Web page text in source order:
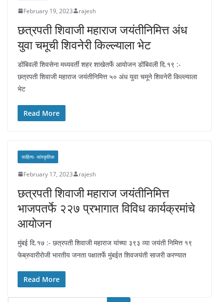
February 19, 2023 rajesh
छत्रपती शिवाजी महाराज जयंतीनिमित्त अंध
युवा चमूची शिवनेरी किल्ल्याला भेट
डोंबिवली शिवसेना मध्यवर्ती शहर शाखेतर्फे आयोजन डोंबिवली दि.‌१९ :-
छत्रपती शिवाजी महाराज जयंतीनिमित्त ५० अंध युवा चमूने शिवनेरी किल्ल्याला
भेट
Read More
साहित्य- सांस्कृतिक
February 17, 2023 rajesh
छत्रपती शिवाजी महाराज जयंतीनिमित्त
भाजपतर्फे २२७ प्रभागात विविध कार्यक्रमांचे
आयोजन
मुंबई दि.१७ :- छत्रपती शिवाजी महाराज यांच्या ३९३ व्या जयंती निमित्त १९
फेब्रुवारीरोजी भारतीय जनता पक्षातर्फे मुंबईत शिवजयंती साजरी करण्यात
Read More